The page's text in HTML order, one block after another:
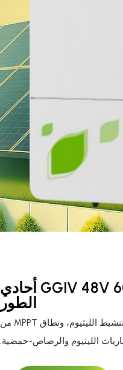
عكس التيار GGIV 48V 6000 PRO MPPT أحادي
الطور
يقدم طاقة بموجة جيبية نقية مع شاشة LCD ذكية، تنشيط الليثيوم، ونطاق MPPT من